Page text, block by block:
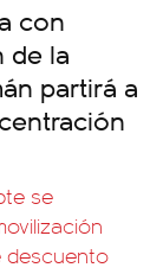
con
de la
partirá a
se
descuento